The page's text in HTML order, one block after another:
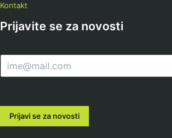
Kontakt
Prijavite se za novosti
m
l
Prijavi se za novosti